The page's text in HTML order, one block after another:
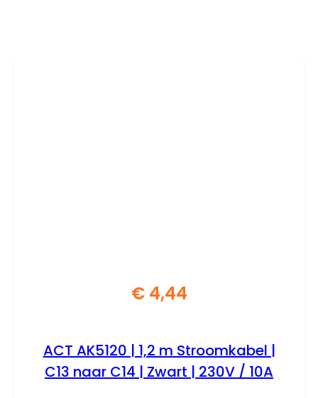
€4,44
ACT AK5120 | 1,2 m Stroomkabel |
C13 naar C14 | Zwart | 230V / 10A